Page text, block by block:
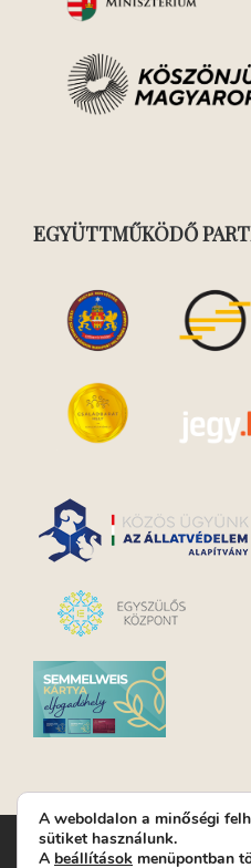
EGYÜTTMŰKÖDŐ
Turay Ida Színház
A weboldalon a minőségi
sütiket használunk.
A beállítások menüpontban